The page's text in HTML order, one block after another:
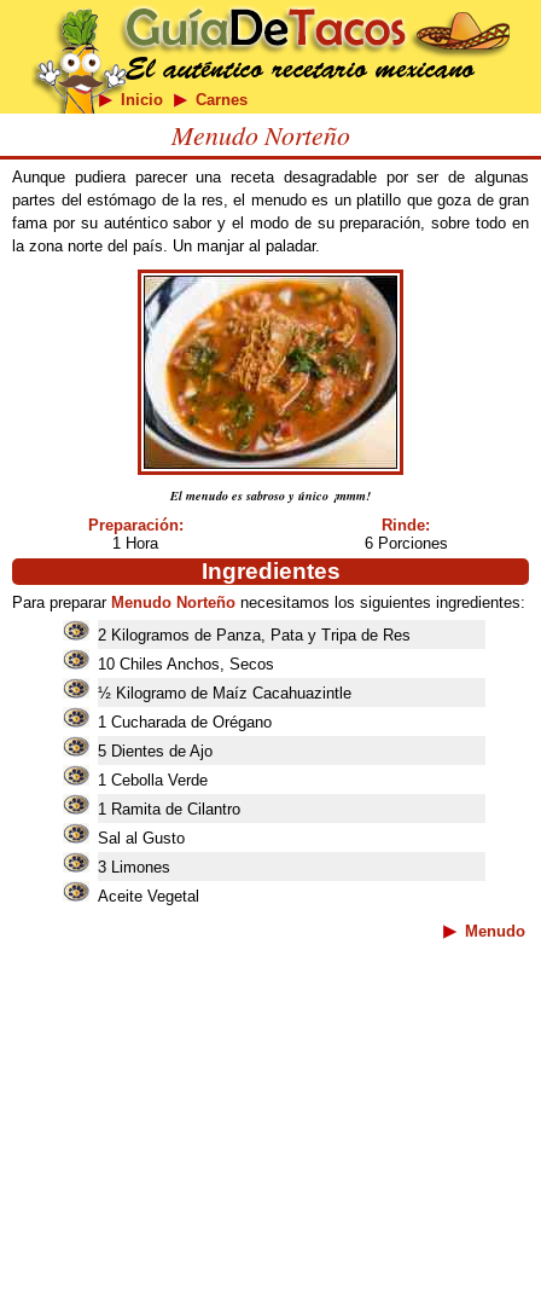
Inicio Carnes
Menudo Norteño
Aunque pudiera parecer una receta desagradable por ser de algunas
partes del estómago de la res, el menudo es un platillo que goza de gran
fama por su auténtico sabor y el modo de su preparación, sobre todo en
la zona norte del país. Un manjar al paladar.
El menudo es sabroso y único ¡mmm!
Preparación:
1 Hora
Rinde:
6 Porciones
Ingredientes
Para preparar Menudo Norteño necesitamos los siguientes ingredientes:
2 Kilogramos de Panza, Pata y Tripa de Res
10 Chiles Anchos, Secos
½ Kilogramo de Maíz Cacahuazintle
1 Cucharada de Orégano
5 Dientes de Ajo
1 Cebolla Verde
1 Ramita de Cilantro
Sal al Gusto
3 Limones
Aceite Vegetal
Menudo